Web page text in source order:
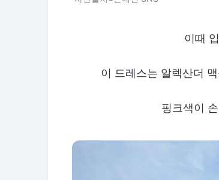
이때
이 드레스는 알렉산더
핑크색이